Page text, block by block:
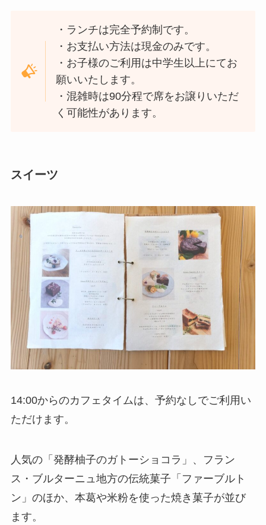
・ランチは完全予約制です。
・お支払い方法は現金のみです。
・お子様のご利用は中学生以上にてお
願いいたします。
・混雑時は90分程で席をお譲りいただ
く可能性があります。
スイーツ
14:00からのカフェタイムは、予約なしでご利用い
ただけます。
人気の「発酵柚子のガトーショコラ」、フラン
ス・ブルターニュ地方の伝統菓子「ファーブルト
ン」のほか、本葛や米粉を使った焼き菓子が並び
ます。